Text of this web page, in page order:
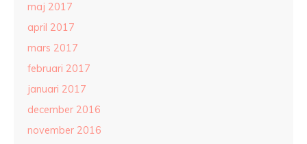
maj 2017
april 2017
mars 2017
februari 2017
januari 2017
december 2016
november 2016